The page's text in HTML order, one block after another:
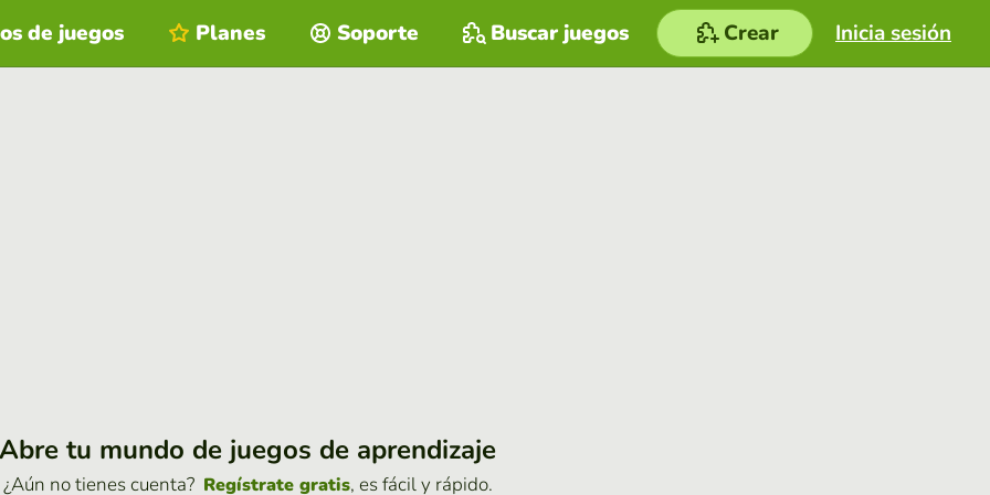
Inicia sesión
de juegos Planes Soporte Buscar juegos Crear
Abre tu mundo de juegos de aprendizaje
¿Aún no tienes cuenta? Regístrate gratis, es fácil y rápido.